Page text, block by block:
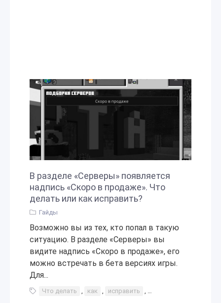
В разделе «Серверы» появляется
надпись «Скоро в продаже». Что
делать или как исправить?
Гайды
Возможно вы из тех, кто попал в такую
ситуацию. В разделе «Серверы» вы
видите надпись «Скоро в продаже», его
можно встречать в бета версиях игры.
Для...
Что делать , как , исправить , как исправить